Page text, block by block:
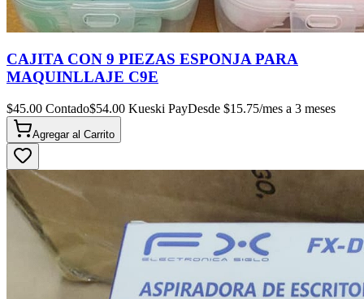
CAJITA CON 9 PIEZAS ESPONJA PARA
MAQUINLLAJE C9E
$45.00 Contado$54.00 Kueski PayDesde $15.75/mes a 3 meses
Agregar al Carrito